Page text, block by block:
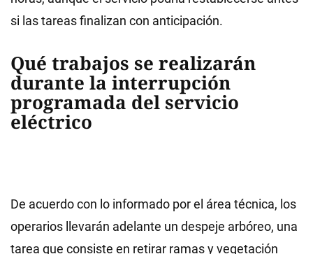
si las tareas finalizan con anticipación.
Qué trabajos se realizarán
durante la interrupción
programada del servicio
eléctrico
De acuerdo con lo informado por el área técnica, los
operarios llevarán adelante un despeje arbóreo, una
tarea que consiste en retirar ramas y vegetación